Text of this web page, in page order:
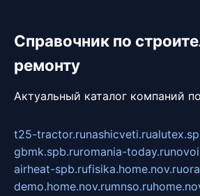
Справочник по
ремонту
Актуальный каталог компаний
t25-tractor.runashicveti.ru
gbmk.spb.ruromania-today.ru
airheat-spb.rufisika.home.nov.ru
demo.home.nov.rumnso.ru